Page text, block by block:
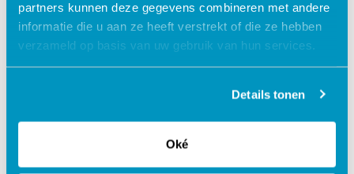
partners kunnen deze gegevens combineren met andere
informatie die u aan ze heeft verstrekt of die ze hebben
verzameld op basis van uw gebruik van hun services.
Details tonen
Oké
ECD Jeugdzorg
EPD Geestelijke
Digitale Zorg
Oudercommunicatie
HR / Salaris
Octopus